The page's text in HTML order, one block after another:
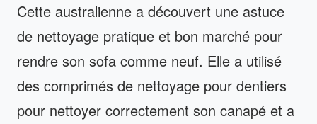
Cette australienne a découvert une astuce
de nettoyage pratique et bon marché pour
rendre son sofa comme neuf. Elle a utilisé
des comprimés de nettoyage pour dentiers
pour nettoyer correctement son canapé et a